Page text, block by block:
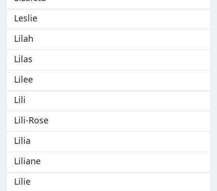
Leslie
Lilah
Lilas
Lilee
Lili
Lili-Rose
Lilia
Liliane
Lilie